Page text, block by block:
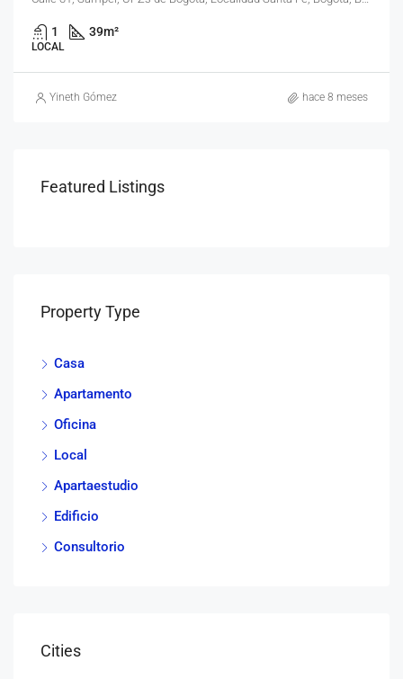
1 39m²
LOCAL
Yineth Gómez hace 8 meses
Featured Listings
Property Type
Casa
Apartamento
Oficina
Local
Apartaestudio
Edificio
Consultorio
Cities